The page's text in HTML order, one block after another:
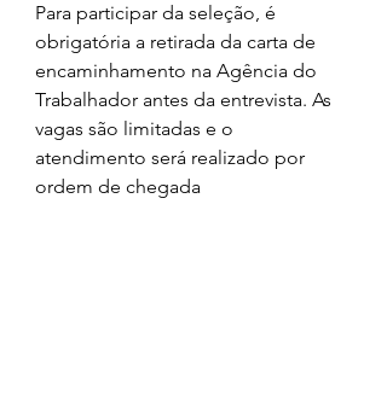
Para participar da seleção, é
obrigatória a retirada da carta de
encaminhamento na Agência do
Trabalhador antes da entrevista. As
vagas são limitadas e o
atendimento será realizado por
ordem de chegada